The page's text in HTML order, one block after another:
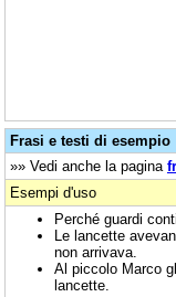
Frasi e testi di esempio
»» Vedi anche la pagina
Esempi d'uso
Perché guardi
Le lancette
non arrivava.
Al piccolo Marco
lancette.